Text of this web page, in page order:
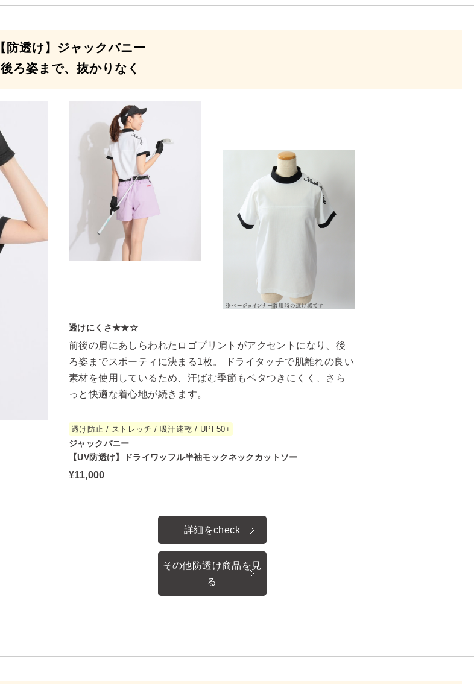
【防透け】ジャックバニー
後ろ姿まで、抜かりなく
透けにくさ★★☆
前後の肩にあしらわれたロゴプリントがアクセントになり、後
ろ姿までスポーティに決まる1枚。 ドライタッチで肌離れの良い
素材を使用しているため、汗ばむ季節もベタつきにくく、さら
っと快適な着心地が続きます。
透け防止 / ストレッチ / 吸汗速乾 / UPF50+
ジャックバニー
【UV防透け】ドライワッフル半袖モックネックカットソー
¥11,000
詳細をcheck
その他防透け商品を見
る